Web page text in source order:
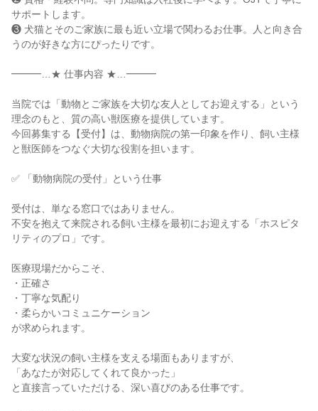
サポートします。
❸ 犬猫とそのご家族に最も近い立場で関わるお仕事。人と向き合
うのが好きな方にぴったりです。
━━━…★ 仕事内容 ★…━━━
当院では「動物とご家族を大切な友人としてお迎えする」という
理念のもと、質の高い獣医療を提供しています。
今回募集する【受付】は、動物病院の第一印象を作り、飼い主様
と獣医師をつなぐ大切な役割を担います。
✅ 「動物病院の受付」という仕事
受付は、単なる窓口ではありません。
不安を抱えて来院される飼い主様を最初にお迎えする「ホスピタ
リティのプロ」です。
医療現場だからこそ、
・正確さ
・丁寧な気配り
・柔らかいコミュニケーション
が求められます。
大変な状況の飼い主様を支える場面もありますが、
「あなたが対応してくれて良かった」
と直接言っていただける、深い喜びのある仕事です。